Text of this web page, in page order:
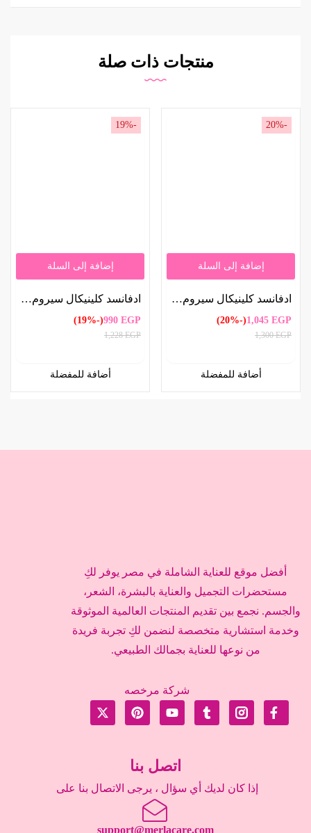
منتجات ذات صلة
إضافة إلى السلة
-20%
ادفانسد كلينيكال سيروم بالببتيد مضاد للتجاعيد 52 ملل | Advanced Clinicals Peptide Anti-Wrinkle Serum 52ml
1,045 EGP
(-20%)
1,300EGP
أضافة للمفضلة
إضافة إلى السلة
-19%
ادفانسد كلينيكال سيروم الكولاجين لشد البشرة 52 ملل | Advanced Clinicals Collagen Tightening Serum 52ml
990 EGP
(-19%)
1,228EGP
أضافة للمفضلة
أفضل موقع للعناية الشاملة في مصر يوفر لكِ
مستحضرات التجميل والعناية بالبشرة، الشعر،
والجسم. نجمع بين تقديم المنتجات العالمية الموثوقة
وخدمة استشارية متخصصة لنضمن لكِ تجربة فريدة
من نوعها للعناية بجمالك الطبيعي.
شركة مرخصه
اتصل بنا
إذا كان لديك أي سؤال ، يرجى الاتصال بنا على
support@merlacare.com